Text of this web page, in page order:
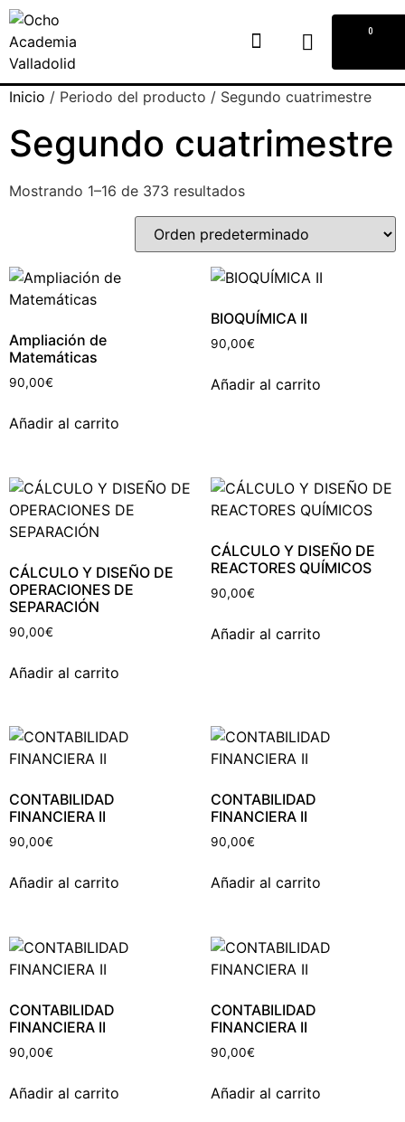
0
Inicio / Periodo del producto / Segundo cuatrimestre
Segundo cuatrimestre
Mostrando 1–16 de 373 resultados
Ampliación de
Matemáticas
90,00€
Añadir al carrito
BIOQUÍMICA II
90,00€
Añadir al carrito
CÁLCULO Y DISEÑO DE
OPERACIONES DE
SEPARACIÓN
90,00€
Añadir al carrito
CÁLCULO Y DISEÑO DE
REACTORES QUÍMICOS
90,00€
Añadir al carrito
CONTABILIDAD
FINANCIERA II
90,00€
Añadir al carrito
CONTABILIDAD
FINANCIERA II
90,00€
Añadir al carrito
CONTABILIDAD
FINANCIERA II
90,00€
Añadir al carrito
CONTABILIDAD
FINANCIERA II
90,00€
Añadir al carrito